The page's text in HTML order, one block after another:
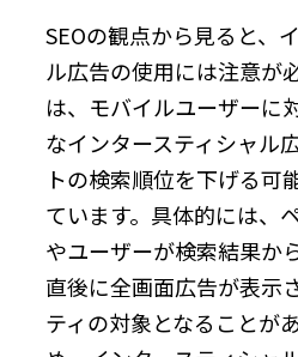
SEOの観点から見ると、
ル広告の使用には注意が
は、モバイルユーザーに
なインタースティシャル
トの検索順位を下げる可
ています。具体的には、
やユーザーが検索結果か
直後に全画面広告が表示
ティの対象となることが